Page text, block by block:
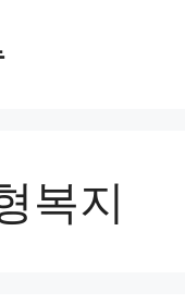
복지